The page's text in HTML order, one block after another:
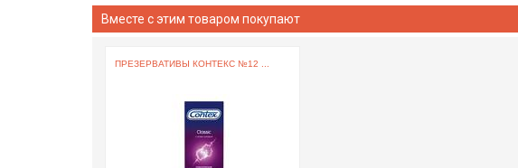
Вместе с этим товаром покупают
ПРЕЗЕРВАТИВЫ КОНТЕКС №12 ...